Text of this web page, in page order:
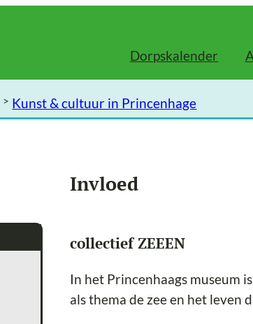
Dorpskalender
Kunst & cultuur in Princenhage
Invloed
collectief ZEEEN
In het Princenhaags museum
als thema de zee en het leven